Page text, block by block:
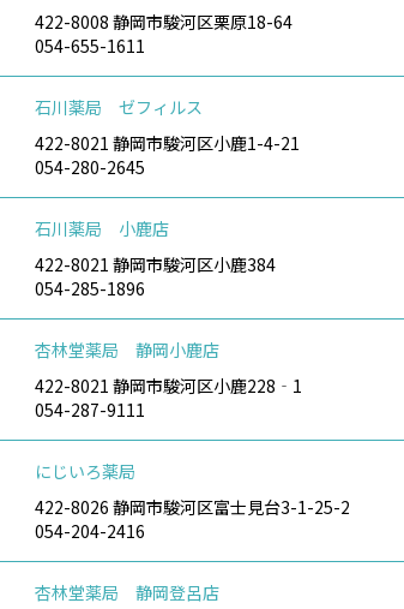
422-8008 静岡市駿河区栗原18-64
054-655-1611
石川薬局 ゼフィルス
422-8021 静岡市駿河区小鹿1-4-21
054-280-2645
石川薬局 小鹿店
422-8021 静岡市駿河区小鹿384
054-285-1896
杏林堂薬局 静岡小鹿店
422-8021 静岡市駿河区小鹿228‐1
054-287-9111
にじいろ薬局
422-8026 静岡市駿河区富士見台3-1-25-2
054-204-2416
杏林堂薬局 静岡登呂店